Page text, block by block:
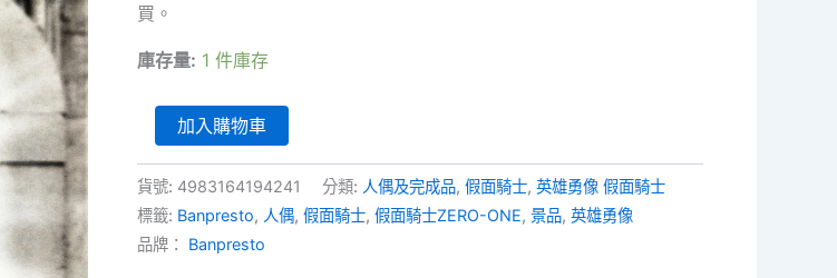
買。
庫存量: 1 件庫存
勇
像
-
假
面
加入購物車
貨號: 4983164194241 分類: 人偶及完成品,假面騎士,英雄勇像 假面騎士
標籤: Banpresto, 人偶,假面騎士,假面騎士ZERO-ONE,景品,英雄勇像
品牌： Banpresto